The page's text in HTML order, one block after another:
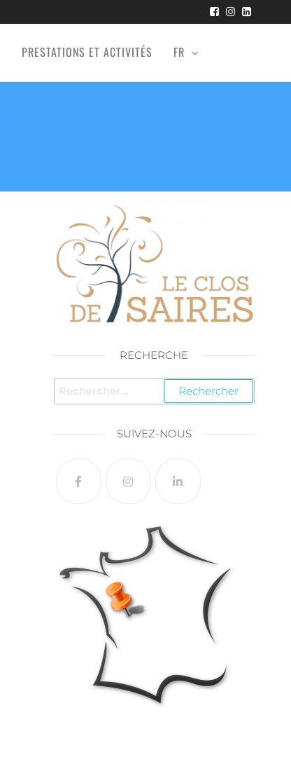
PRESTATIONS ET ACTIVITÉS FR
RECHERCHE
SUIVEZ-NOUS